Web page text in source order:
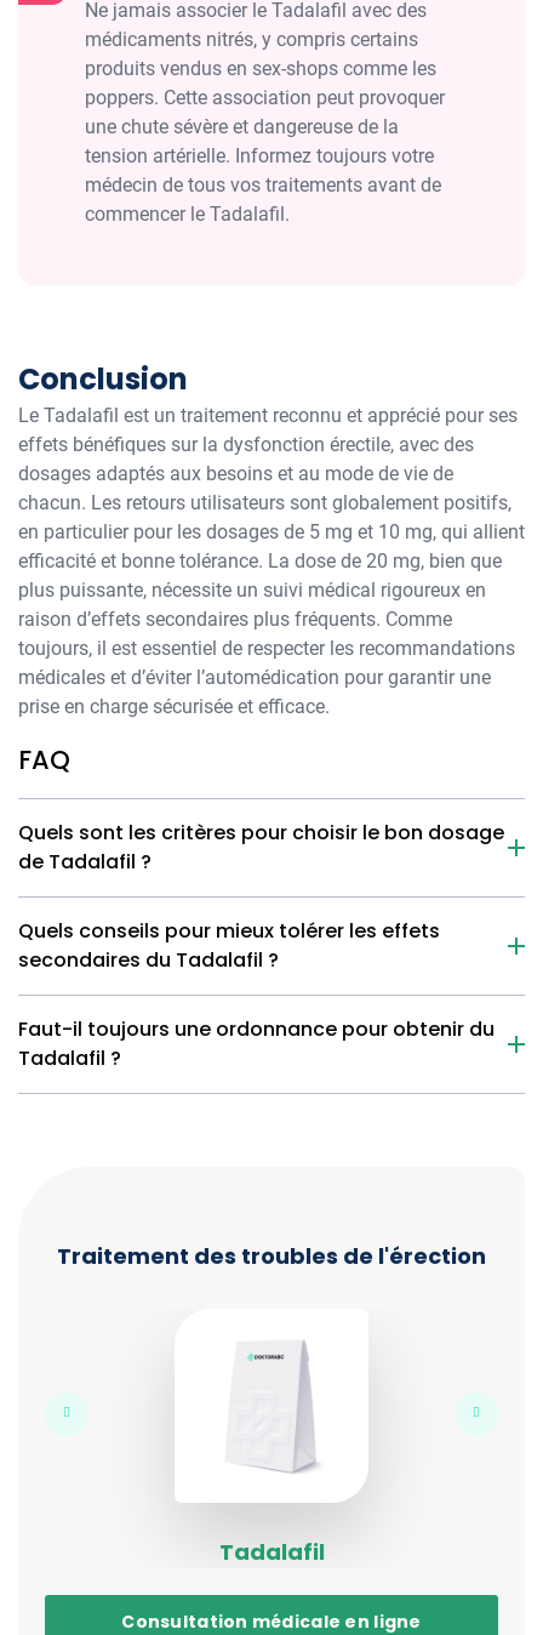
Ne jamais associer le Tadalafil avec des
médicaments nitrés, y compris certains
produits vendus en sex-shops comme les
poppers. Cette association peut provoquer
une chute sévère et dangereuse de la
tension artérielle. Informez toujours votre
médecin de tous vos traitements avant de
commencer le Tadalafil.
Conclusion
Le Tadalafil est un traitement reconnu et apprécié pour ses
effets bénéfiques sur la dysfonction érectile, avec des
dosages adaptés aux besoins et au mode de vie de
chacun. Les retours utilisateurs sont globalement positifs,
en particulier pour les dosages de 5 mg et 10 mg, qui allient
efficacité et bonne tolérance. La dose de 20 mg, bien que
plus puissante, nécessite un suivi médical rigoureux en
raison d’effets secondaires plus fréquents. Comme
toujours, il est essentiel de respecter les recommandations
médicales et d’éviter l’automédication pour garantir une
prise en charge sécurisée et efficace.
FAQ
Quels sont les critères pour choisir le bon dosage
de Tadalafil ?
Quels conseils pour mieux tolérer les effets
secondaires du Tadalafil ?
Faut-il toujours une ordonnance pour obtenir du
Tadalafil ?
Traitement des troubles de l'érection
Tadalafil
Consultation médicale en ligne